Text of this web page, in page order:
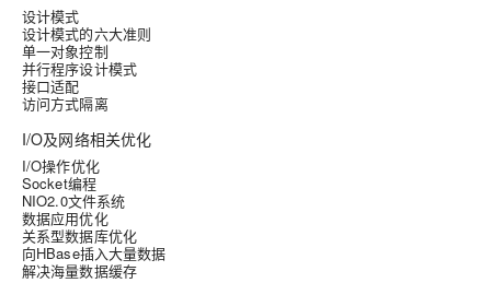
设计模式
设计模式的六大准则
单一对象控制
并行程序设计模式
接口适配
访问方式隔离
I/O及网络相关优化
I/O操作优化
Socket编程
NIO2.0文件系统
数据应用优化
关系型数据库优化
向HBase插入大量数据
解决海量数据缓存